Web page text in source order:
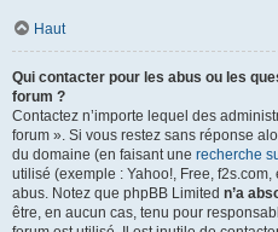
Haut
Qui contacter pour les abus ou les
forum ?
Contactez n’importe lequel des
forum ». Si vous restez sans réponse
du domaine (en faisant une recherche
utilisé (exemple : Yahoo!, Free,
abus. Notez que phpBB Limited n’a
être, en aucun cas, tenu pour